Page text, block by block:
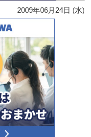
2009年06月24日 (水)